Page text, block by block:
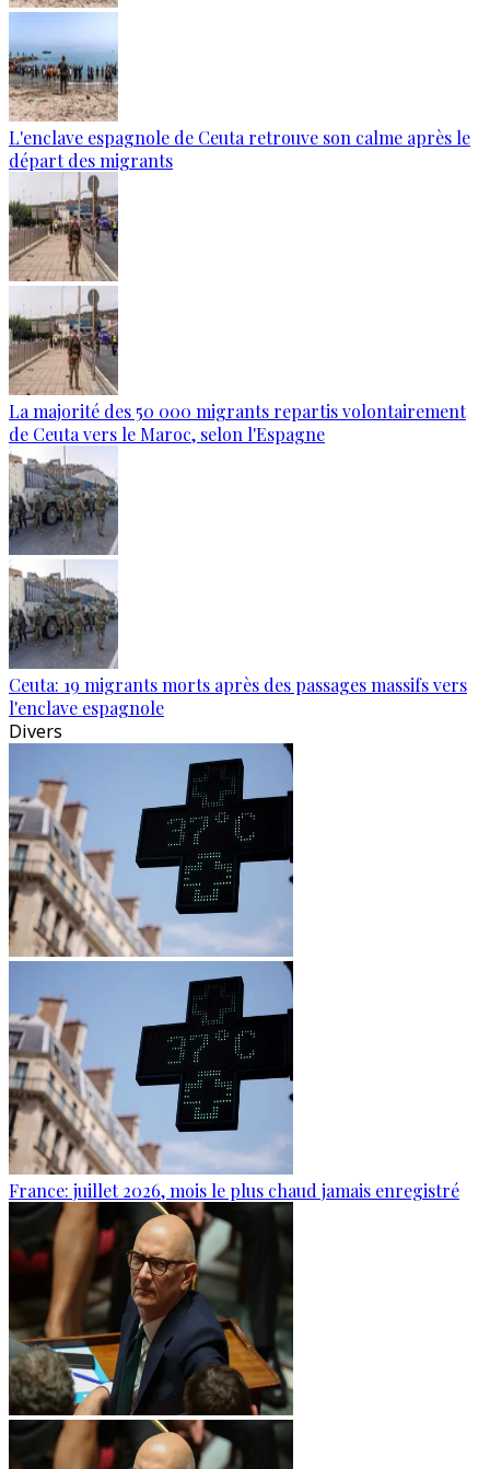
L'enclave espagnole de Ceuta retrouve son calme après le
départ des migrants
La majorité des 50 000 migrants repartis volontairement
de Ceuta vers le Maroc, selon l'Espagne
Ceuta: 19 migrants morts après des passages massifs vers
l'enclave espagnole
Divers
France: juillet 2026, mois le plus chaud jamais enregistré